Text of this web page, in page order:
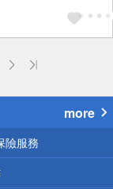
more
險服務